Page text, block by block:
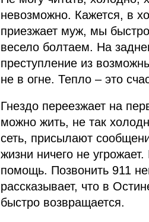
невозможно. Кажется, в
приезжает муж, мы
весело болтаем. На
преступление из
не в огне. Тепло – это
Гнездо переезжает на
можно жить, не так
сеть, присылают
жизни ничего не
помощь. Позвонить 911
рассказывает, что в
быстро возвращается.